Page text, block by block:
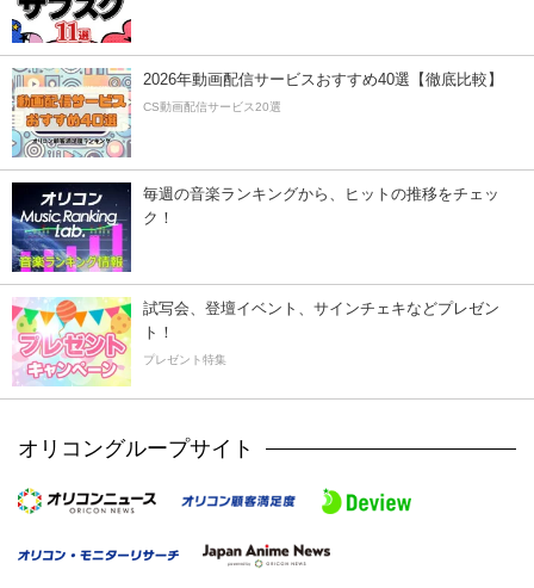
2026年動画配信サービスおすすめ40選【徹底比較】
CS動画配信サービス20選
毎週の音楽ランキングから、ヒットの推移をチェッ
ク！
試写会、登壇イベント、サインチェキなどプレゼン
ト！
プレゼント特集
オリコングループサイト